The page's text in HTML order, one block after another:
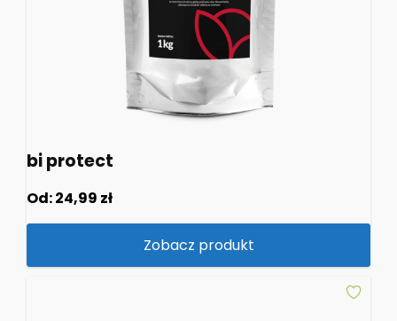
bi protect
Od:24,99 zł
Zobacz produkt